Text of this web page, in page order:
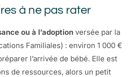
à ne pas rater
ou à l’adoption versée par la
Familiales) : environ 1 000 €
l’arrivée de bébé. Elle est
de ressources, alors un petit